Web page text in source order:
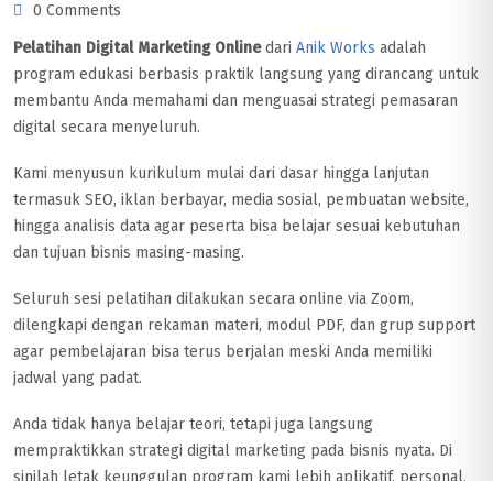
0 Comments
Pelatihan Digital Marketing Onlinedari Anik Works adalah
program edukasi berbasis praktik langsung yang dirancang untuk
membantu Anda memahami dan menguasai strategi pemasaran
digital secara menyeluruh.
Kami menyusun kurikulum mulai dari dasar hingga lanjutan
termasuk SEO, iklan berbayar, media sosial, pembuatan website,
hingga analisis data agar peserta bisa belajar sesuai kebutuhan
dan tujuan bisnis masing-masing.
Seluruh sesi pelatihan dilakukan secara online via Zoom,
dilengkapi dengan rekaman materi, modul PDF, dan grup support
agar pembelajaran bisa terus berjalan meski Anda memiliki
jadwal yang padat.
Anda tidak hanya belajar teori, tetapi juga langsung
mempraktikkan strategi digital marketing pada bisnis nyata. Di